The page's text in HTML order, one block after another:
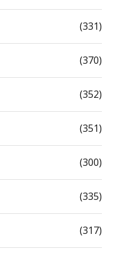
(331)
(370)
(352)
(351)
(300)
(335)
(317)